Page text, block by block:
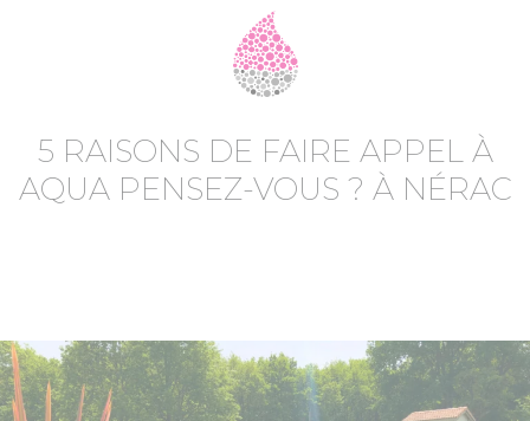
5 RAISONS DE FAIRE APPEL À
AQUA PENSEZ-VOUS ? À NÉRAC